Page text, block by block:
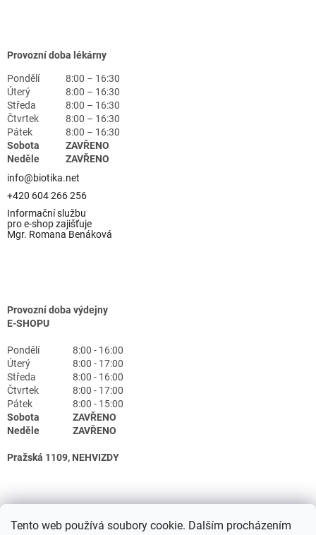
Tento web používá soubory cookie. Dalším procházením
Provozní doba lékárny
Pondělí
8:00 – 16:30
Úterý
8:00 – 16:30
Středa
8:00 – 16:30
Čtvrtek
8:00 – 16:30
Pátek
8:00 – 16:30
Sobota
ZAVŘENO
Neděle
ZAVŘENO
info@biotika.net
+420 604 266 256
Informační službu
pro e-shop zajišťuje
Mgr. Romana Benáková
Provozní doba výdejny
E-SHOPU
Pondělí
8:00 - 16:00
Úterý
8:00 - 17:00
Středa
8:00 - 16:00
Čtvrtek
8:00 - 17:00
Pátek
8:00 - 15:00
Sobota
ZAVŘENO
Neděle
ZAVŘENO
Pražská 1109, NEHVIZDY